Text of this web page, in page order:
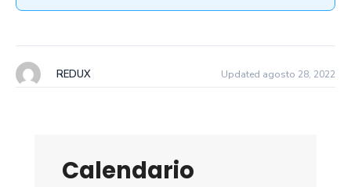
REDUX Updated agosto 28, 2022
Calendario